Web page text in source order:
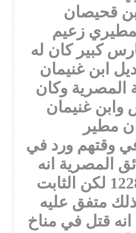
قحيصان
زعيم
كبير كان له
ابن غنيمان
المصرية وكان
وابن غنيمان
مطير
وقتهم ورد في
المصرية انه
قتل عام 1228 لكن الثابت
متفق عليه
انه قتل في مناخ